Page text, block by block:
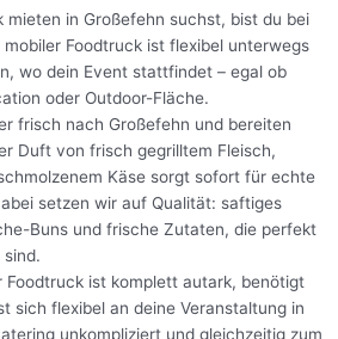
mieten in Großefehn suchst, bist du bei
Foodtruck ist flexibel unterwegs
wo dein Event stattfindet – egal ob
oder Outdoor-Fläche.
frisch nach Großefehn und bereiten
Duft von frisch gegrilltem Fleisch,
Käse sorgt sofort für echte
setzen wir auf Qualität: saftiges
Buns und frische Zutaten, die perfekt
Foodtruck ist komplett autark, benötigt
sich flexibel an deine Veranstaltung in
unkompliziert und gleichzeitig zum